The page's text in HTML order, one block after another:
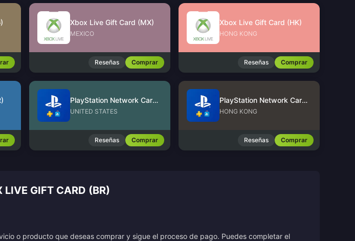
Xbox Live Gift Card (MX)
MEXICO
Reseñas Comprar
Xbox Live Gift Card (HK)
HONG KONG
Reseñas Comprar
PlayStation Network Card (US)
UNITED STATES
Reseñas Comprar
PlayStation Network Card (HK)
HONG KONG
Reseñas Comprar
LIVE GIFT CARD (BR)
o producto que deseas comprar y sigue el proceso de pago. Puedes completar el